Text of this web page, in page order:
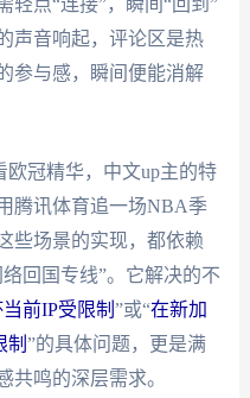
声音响起，评论区是热
参与感，瞬间便能消解
欧冠精华，中文up主的特
腾讯体育追一场NBA季
些场景的实现，都依赖
回国专线”。它解决的不
前IP受限制 ”或“在新加
制 ”的具体问题，更是满
共鸣的深层需求。